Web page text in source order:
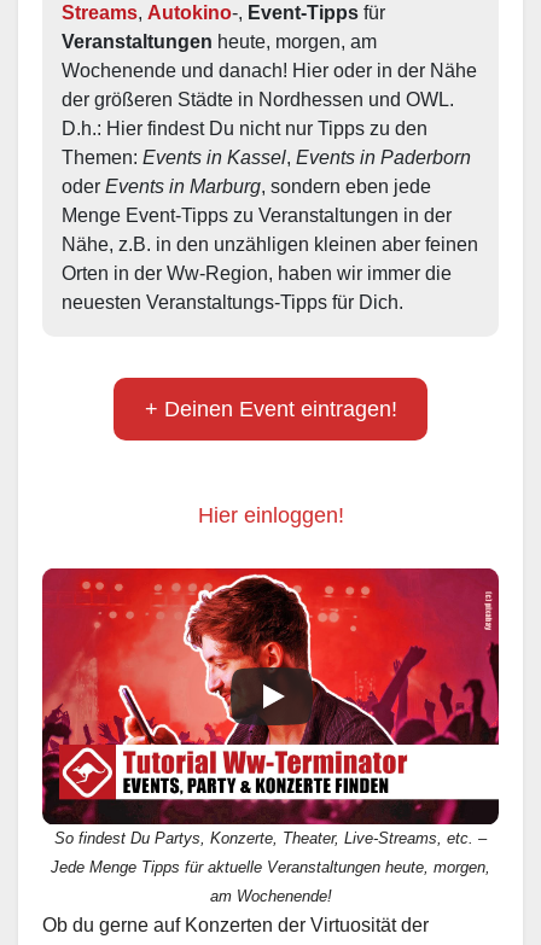
Streams, Autokino-, Event-Tipps
Veranstaltungen heute, morgen, am
Wochenende und danach! Hier oder in der Nähe
der größeren Städte in Nordhessen und OWL.
D.h.: Hier findest Du nicht nur Tipps zu den
Themen: Events in Kassel, Events in Paderborn
oder Events in Marburg, sondern eben jede
Menge Event-Tipps zu Veranstaltungen in der
Nähe, z.B. in den unzähligen kleinen aber feinen
Orten in der Ww-Region, haben wir immer die
neuesten Veranstaltungs-Tipps für Dich.
+ Deinen Event eintragen!
Hier einloggen!
So findest Du Partys, Konzerte, Theater, Live-Streams, etc. –
Jede Menge Tipps für aktuelle Veranstaltungen heute, morgen,
am Wochenende!
Ob du gerne auf Konzerten der Virtuosität der